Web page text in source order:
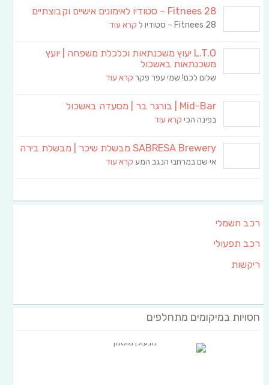
Fitnees 28 – סטודיו לאימונים אישיים וקבוצתיים
Fitnees 28 – סטודיו ל קרא עוד
L.T.O יעוץ משכנתאות וכלכלת משפחה | יועץ
משכנתאות באשכול
שלום לכם! שמי עפר פקר קרא עוד
Mid-Bar | בורגר בר | מסעדה באשכול
בפינה הכי קרא עוד
SABRESA Brewery מבשלת שיכר | מבשלת בירה
אי שם במרחבי הנגב המע קרא עוד
רכב חשמלי
רכב תפעולי
ריקשות
חסויות במיקומים מתחלפים